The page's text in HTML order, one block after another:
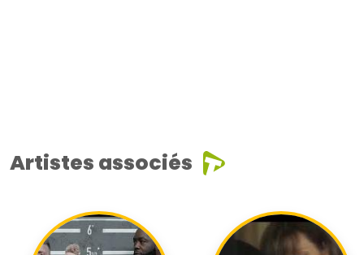
Artistes associés